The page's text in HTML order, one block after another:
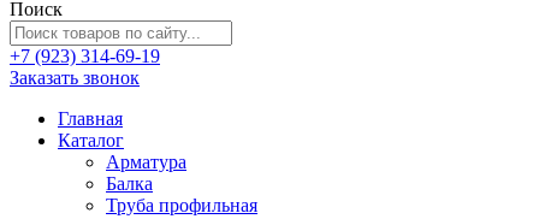
Поиск
+7 (923) 314-69-19
Заказать звонок
Главная
Каталог
Арматура
Балка
Труба профильная